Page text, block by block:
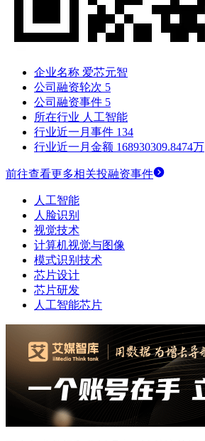
企业名称 爱芯元智
公司融资轮次 5
公司融资事件 5
所在行业 人工智能
行业近一月事件 134
行业近一月金额 168930309.8474万
前往查看更多相关投融资事件
人工智能
人脸识别
视觉技术
计算机视觉与图像
模式识别技术
芯片设计
芯片研发
人工智能芯片